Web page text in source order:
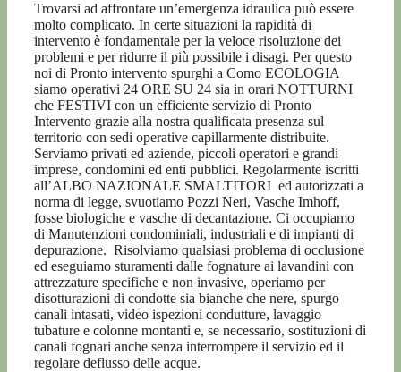
Trovarsi ad affrontare un’emergenza idraulica può essere
molto complicato. In certe situazioni la rapidità di
intervento è fondamentale per la veloce risoluzione dei
problemi e per ridurre il più possibile i disagi. Per questo
noi di Pronto intervento spurghi a Como ECOLOGIA
siamo operativi 24 ORE SU 24 sia in orari NOTTURNI
che FESTIVI con un efficiente servizio di Pronto
Intervento grazie alla nostra qualificata presenza sul
territorio con sedi operative capillarmente distribuite.
Serviamo privati ed aziende, piccoli operatori e grandi
imprese, condomini ed enti pubblici. Regolarmente iscritti
all’ALBO NAZIONALE SMALTITORI ed autorizzati a
norma di legge, svuotiamo Pozzi Neri, Vasche Imhoff,
fosse biologiche e vasche di decantazione. Ci occupiamo
di Manutenzioni condominiali, industriali e di impianti di
depurazione. Risolviamo qualsiasi problema di occlusione
ed eseguiamo sturamenti dalle fognature ai lavandini con
attrezzature specifiche e non invasive, operiamo per
disotturazioni di condotte sia bianche che nere, spurgo
canali intasati, video ispezioni condutture, lavaggio
tubature e colonne montanti e, se necessario, sostituzioni di
canali fognari anche senza interrompere il servizio ed il
regolare deflusso delle acque.